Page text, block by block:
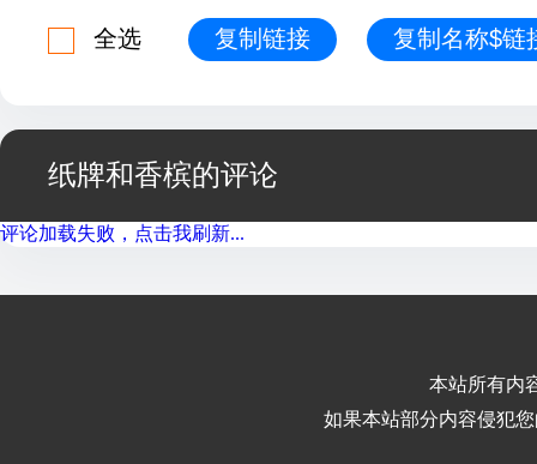
全选 复制链接 复制名称$链
纸牌和香槟的评论
评论加载失败，点击我刷新...
本站所有内
如果本站部分内容侵犯